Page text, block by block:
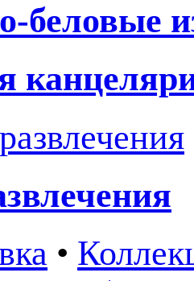
беловые
•